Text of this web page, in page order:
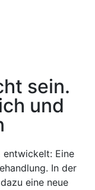
sein.
und
Eine
In der
eine neue